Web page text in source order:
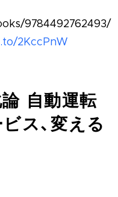
9784492762493/
2KccPnW
自動運転
ス、変える